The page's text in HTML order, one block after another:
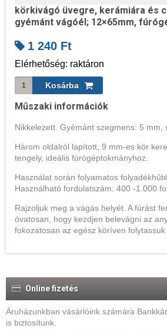
körkivágó üvegre, kerámiára és
gyémánt vágóél; 12×65mm,
1 240 Ft
Elérhetőség: raktáron
Műszaki információk
Nikkelezett. Gyémánt szegmens: 5 mm,
Három oldalról lapított, 9 mm-es kör
tengely, ideális fúrógéptokmányhoz.
Használat során folyamatos
Használható fordulatszám: 400 -1.000
Rajzoljuk meg a vágás helyét. A fúrást
óvatosan, hogy kezdjen belevágni az
fokozatosan az egész köríven folytassuk
Online fizetés
Áruházunkban vásárlóink számára
is biztosítunk.